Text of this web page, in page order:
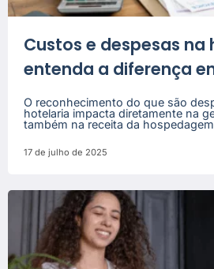
Custos e despesas na
entenda a diferença
O reconhecimento do que são
hotelaria impacta diretamente na
também na receita da
17 de julho de 2025